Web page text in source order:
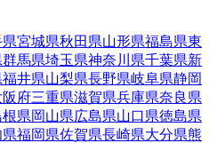
宮城県秋田県山形県福島県東
群馬県埼玉県神奈川県千葉県新
福井県山梨県長野県岐阜県静岡
阪府三重県滋賀県兵庫県奈良県
県岡山県広島県山口県徳島県
福岡県佐賀県長崎県大分県熊